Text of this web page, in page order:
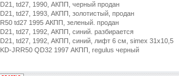
D21, td27, 1990, АКПП, черный продан
D21, td27, 1993, АКПП, золотистый, продан
R50 td27 1995 АКПП, зеленый. продан
D21, td27, 1992, АКПП, синий. разбирается
D21, td27, 1992, АКПП, синий, лифт 6 см, simex 31x10,5
KD-JRR50 QD32 1997 АКПП, regulus черный